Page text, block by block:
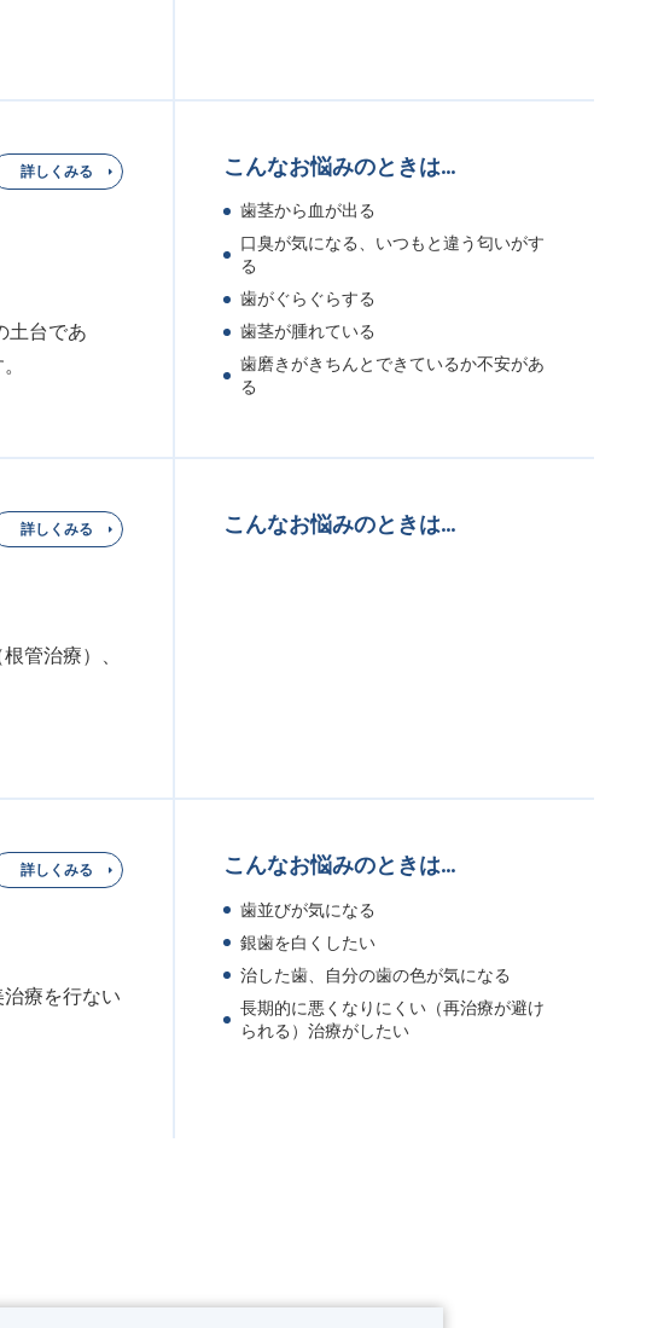
詳しくみる
土台であ
こんなお悩みのときは…
歯茎から血が出る
口臭が気になる、いつもと違う匂いがす
る
歯がぐらぐらする
歯茎が腫れている
歯磨きがきちんとできているか不安があ
る
詳しくみる
管治療）、
こんなお悩みのときは…
詳しくみる
療を行ない
こんなお悩みのときは…
歯並びが気になる
銀歯を白くしたい
治した歯、自分の歯の色が気になる
長期的に悪くなりにくい（再治療が避け
られる）治療がしたい